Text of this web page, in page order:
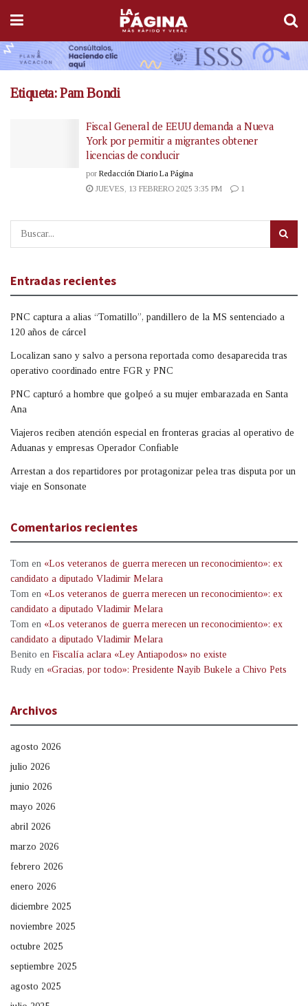
Etiqueta:Pam Bondi
Fiscal General de EEUU demanda a Nueva
York por permitir a migrantes obtener
licencias de conducir
por Redacción Diario La Página
JUEVES, 13 FEBRERO 2025 3:35 PM
1
Entradas recientes
PNC captura a alias “Tomatillo”, pandillero de la MS sentenciado a
120 años de cárcel
Localizan sano y salvo a persona reportada como desaparecida tras
operativo coordinado entre FGR y PNC
PNC capturó a hombre que golpeó a su mujer embarazada en Santa
Ana
Viajeros reciben atención especial en fronteras gracias al operativo de
Aduanas y empresas Operador Confiable
Arrestan a dos repartidores por protagonizar pelea tras disputa por un
viaje en Sonsonate
Comentarios recientes
Tom en «Los veteranos de guerra merecen un reconocimiento»: ex
candidato a diputado Vladimir Melara
Tom en «Los veteranos de guerra merecen un reconocimiento»: ex
candidato a diputado Vladimir Melara
Tom en «Los veteranos de guerra merecen un reconocimiento»: ex
candidato a diputado Vladimir Melara
Benito en Fiscalía aclara «Ley Antiapodos» no existe
Rudy en «Gracias, por todo»: Presidente Nayib Bukele a Chivo Pets
Archivos
agosto 2026
julio 2026
junio 2026
mayo 2026
abril 2026
marzo 2026
febrero 2026
enero 2026
diciembre 2025
noviembre 2025
octubre 2025
septiembre 2025
agosto 2025